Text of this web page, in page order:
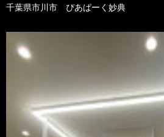
千葉県市川市 ぴあぱーく妙典